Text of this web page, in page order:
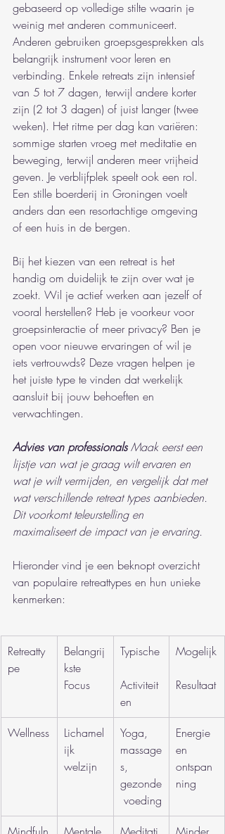
gebaseerd op volledige stilte waarin je
weinig met anderen communiceert.
Anderen gebruiken groepsgesprekken als
belangrijk instrument voor leren en
verbinding. Enkele retreats zijn intensief
van 5 tot 7 dagen, terwijl andere korter
zijn (2 tot 3 dagen) of juist langer (twee
weken). Het ritme per dag kan variëren:
sommige starten vroeg met meditatie en
beweging, terwijl anderen meer vrijheid
geven. Je verblijfplek speelt ook een rol.
Een stille boerderij in Groningen voelt
anders dan een resortachtige omgeving
of een huis in de bergen.
Bij het kiezen van een retreat is het
handig om duidelijk te zijn over wat je
zoekt. Wil je actief werken aan jezelf of
vooral herstellen? Heb je voorkeur voor
groepsinteractie of meer privacy? Ben je
open voor nieuwe ervaringen of wil je
iets vertrouwds? Deze vragen helpen je
het juiste type te vinden dat werkelijk
aansluit bij jouw behoeften en
verwachtingen.
Advies van professionals Maak eerst een
lijstje van wat je graag wilt ervaren en
wat je wilt vermijden, en vergelijk dat met
wat verschillende retreat types aanbieden.
Dit voorkomt teleurstelling en
maximaliseert de impact van je ervaring.
Hieronder vind je een beknopt overzicht
van populaire retreattypes en hun unieke
kenmerken:
Retreatty
pe
Belangrij
kste
Focus
Typische
Activiteit
en
Mogelijk
Resultaat
Wellness
Lichamel
ijk
welzijn
Yoga,
massage
s,
gezonde
voeding
Energie
en
ontspan
ning